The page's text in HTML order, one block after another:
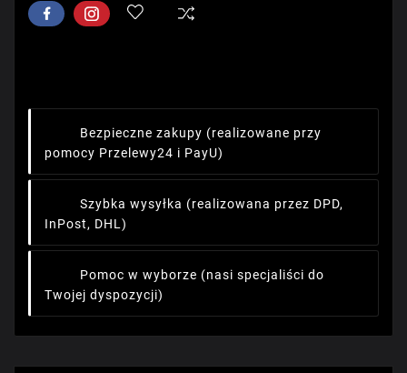
Bezpieczne zakupy (realizowane przy
pomocy Przelewy24 i PayU)
Szybka wysyłka (realizowana przez DPD,
InPost, DHL)
Pomoc w wyborze (nasi specjaliści do
Twojej dyspozycji)